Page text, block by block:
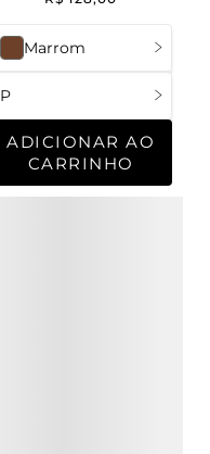
Marrom
P
ADICIONAR AO
CARRINHO